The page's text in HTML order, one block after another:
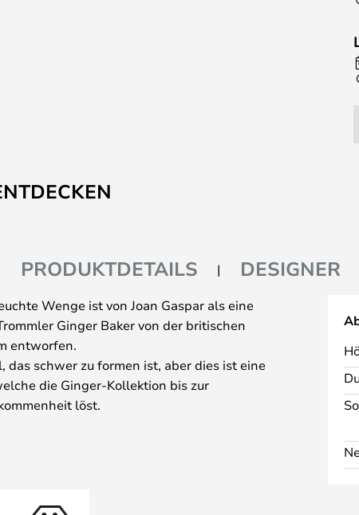
PRODUKTDETAILS DESIGNER
Wenge ist von Joan Gaspar als eine
Ginger Baker von der britischen
entworfen.
das schwer zu formen ist, aber dies ist eine
die Ginger-Kollektion bis zur
löst.
Papier werden unter hohem Druck
einen Schirm, der ein indirektes